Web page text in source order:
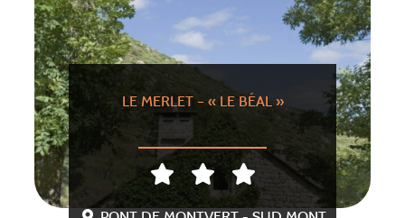
LE MERLET – « LE BÉAL »